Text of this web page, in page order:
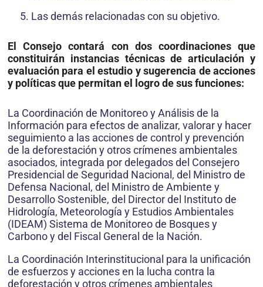
Las demás relacionadas con su objetivo.
El Consejo contará con dos coordinaciones que
constituirán instan­cias técnicas de articulación y
evaluación para el estudio y sugerencia de acciones
y políticas que permitan el logro de sus funciones:
La Coordinación de Monitoreo y Análisis de la
Información para efectos de analizar, valorar y hacer
seguimiento a las acciones de control y prevención
de la deforestación y otros crímenes ambientales
asocia­dos, integrada por delegados del Consejero
Presidencial de Seguridad Nacional, del Ministro de
Defensa Nacional, del Ministro de Ambiente y
Desarrollo Sostenible, del Director del Instituto de
Hidrología, Me­teorología y Estudios Ambientales
(IDEAM) Sistema de Monitoreo de Bosques y
Carbono y del Fiscal General de la Nación.
La Coordinación Interinstitucional para la unificación
de esfuerzos y acciones en la lucha contra la
deforestación y otros crímenes ambien­tales